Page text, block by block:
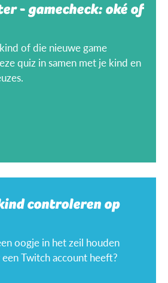
- gamecheck: oké of
of die nieuwe game
quiz in samen met je kind en
controleren op
oogje in het zeil houden
Twitch account heeft?